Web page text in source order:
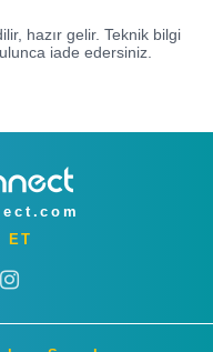
hazır gelir. Teknik bilgi
iade edersiniz.
ET